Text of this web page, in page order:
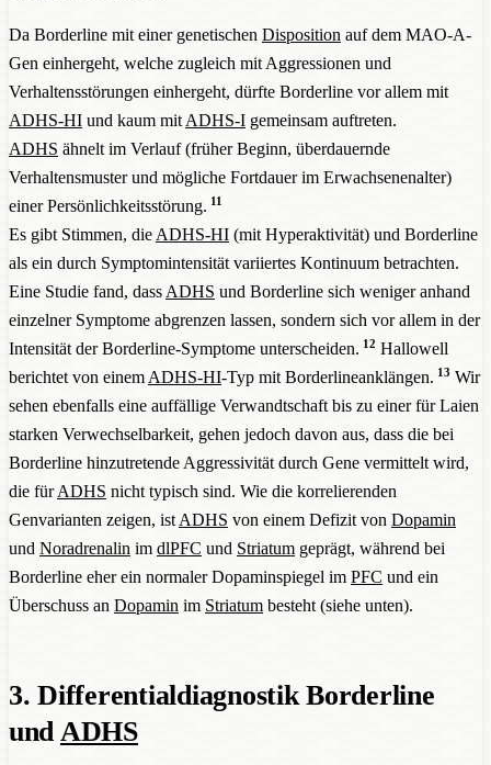
Da Borderline mit einer genetischen Disposition auf dem MAO-A-
Gen einhergeht, welche zugleich mit Aggressionen und
Verhaltensstörungen einhergeht, dürfte Borderline vor allem mit
ADHS-HI und kaum mit ADHS-I gemeinsam auftreten.
ADHS ähnelt im Verlauf (früher Beginn, überdauernde
Verhaltensmuster und mögliche Fortdauer im Erwachsenenalter)
einer Persönlichkeitsstörung. 11
Es gibt Stimmen, die ADHS-HI (mit Hyperaktivität) und Borderline
als ein durch Symptomintensität variiertes Kontinuum betrachten.
Eine Studie fand, dass ADHS und Borderline sich weniger anhand
einzelner Symptome abgrenzen lassen, sondern sich vor allem in der
Intensität der Borderline-Symptome unterscheiden. 12 Hallowell
berichtet von einem ADHS-HI-Typ mit Borderlineanklängen. 13Wir
sehen ebenfalls eine auffällige Verwandtschaft bis zu einer für Laien
starken Verwechselbarkeit, gehen jedoch davon aus, dass die bei
Borderline hinzutretende Aggressivität durch Gene vermittelt wird,
die fürADHS nicht typisch sind. Wie die korrelierenden
Genvarianten zeigen, ist ADHS von einem Defizit von Dopamin
und Noradrenalin im dlPFC und Striatum geprägt, während bei
Borderline eher ein normaler Dopaminspiegel im PFC und ein
Überschuss an Dopamin im Striatum besteht (siehe unten).
3. Differentialdiagnostik Borderline
undADHS